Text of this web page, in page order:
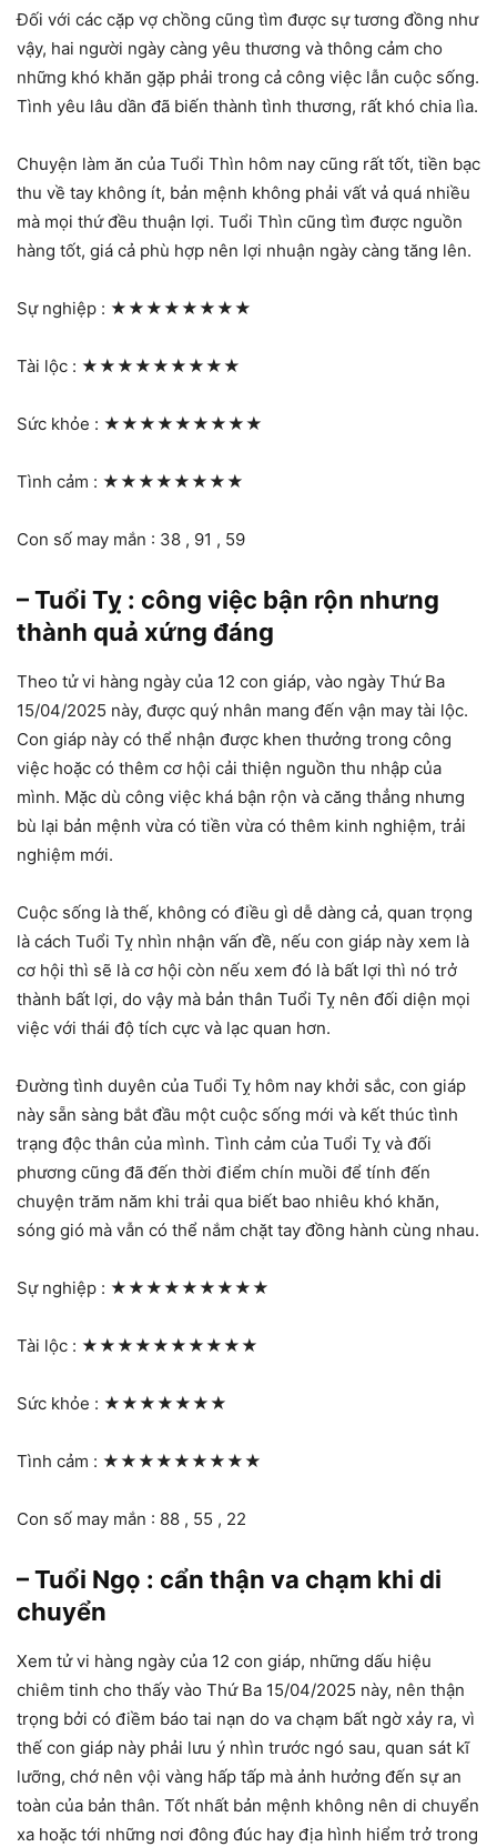
Đối với các cặp vợ chồng cũng tìm được sự tương đồng như
vậy, hai người ngày càng yêu thương và thông cảm cho
những khó khăn gặp phải trong cả công việc lẫn cuộc sống.
Tình yêu lâu dần đã biến thành tình thương, rất khó chia lìa.
Chuyện làm ăn của Tuổi Thìn hôm nay cũng rất tốt, tiền bạc
thu về tay không ít, bản mệnh không phải vất vả quá nhiều
mà mọi thứ đều thuận lợi. Tuổi Thìn cũng tìm được nguồn
hàng tốt, giá cả phù hợp nên lợi nhuận ngày càng tăng lên.
Sự nghiệp : ★★★★★★★★
Tài lộc : ★★★★★★★★★
Sức khỏe : ★★★★★★★★★
Tình cảm : ★★★★★★★★
Con số may mắn : 38 , 91 , 59
– Tuổi Tỵ : công việc bận rộn nhưng
thành quả xứng đáng
Theo tử vi hàng ngày của 12 con giáp, vào ngày Thứ Ba
15/04/2025 này, được quý nhân mang đến vận may tài lộc.
Con giáp này có thể nhận được khen thưởng trong công
việc hoặc có thêm cơ hội cải thiện nguồn thu nhập của
mình. Mặc dù công việc khá bận rộn và căng thẳng nhưng
bù lại bản mệnh vừa có tiền vừa có thêm kinh nghiệm, trải
nghiệm mới.
Cuộc sống là thế, không có điều gì dễ dàng cả, quan trọng
là cách Tuổi Tỵ nhìn nhận vấn đề, nếu con giáp này xem là
cơ hội thì sẽ là cơ hội còn nếu xem đó là bất lợi thì nó trở
thành bất lợi, do vậy mà bản thân Tuổi Tỵ nên đối diện mọi
việc với thái độ tích cực và lạc quan hơn.
Đường tình duyên của Tuổi Tỵ hôm nay khởi sắc, con giáp
này sẵn sàng bắt đầu một cuộc sống mới và kết thúc tình
trạng độc thân của mình. Tình cảm của Tuổi Tỵ và đối
phương cũng đã đến thời điểm chín muồi để tính đến
chuyện trăm năm khi trải qua biết bao nhiêu khó khăn,
sóng gió mà vẫn có thể nắm chặt tay đồng hành cùng nhau.
Sự nghiệp : ★★★★★★★★★
Tài lộc : ★★★★★★★★★★
Sức khỏe : ★★★★★★★
Tình cảm : ★★★★★★★★★
Con số may mắn : 88 , 55 , 22
– Tuổi Ngọ : cẩn thận va chạm khi di
chuyển
Xem tử vi hàng ngày của 12 con giáp, những dấu hiệu
chiêm tinh cho thấy vào Thứ Ba 15/04/2025 này, nên thận
trọng bởi có điềm báo tai nạn do va chạm bất ngờ xảy ra, vì
thế con giáp này phải lưu ý nhìn trước ngó sau, quan sát kĩ
lưỡng, chớ nên vội vàng hấp tấp mà ảnh hưởng đến sự an
toàn của bản thân. Tốt nhất bản mệnh không nên di chuyển
xa hoặc tới những nơi đông đúc hay địa hình hiểm trở trong